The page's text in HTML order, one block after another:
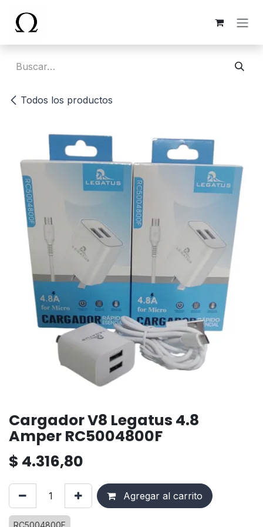
Todos los productos
Cargador V8 Legatus 4.8
Amper RC5004800F
$ 4.316,80
Agregar al carrito
RC5004800F